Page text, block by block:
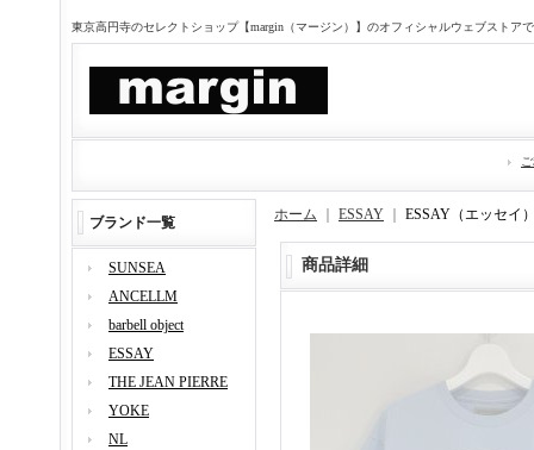
東京高円寺のセレクトショップ【margin（マージン）】のオフィシャルウェブストア
ブランド一覧
SUNSEA
ANCELLM
barbell object
ESSAY
THE JEAN PIERRE
YOKE
NL
ホーム ESSAY ESSAY（エッセイ
商品詳細